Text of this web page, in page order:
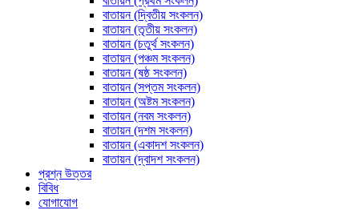
বাতায়ন (দ্বিতীয় সংকলন)
বাতায়ন (তৃতীয় সংকলন)
বাতায়ন (চতুর্থ সংকলন)
বাতায়ন (পঞ্চম সংকলন)
বাতায়ন (ষষ্ঠ সংকলন)
বাতায়ন (সপ্তম সংকলন)
বাতায়ন (অষ্টম সংকলন)
বাতায়ন (নবম সংকলন)
বাতায়ন (দশম সংকলন)
বাতায়ন (একাদশ সংকলন)
বাতায়ন (দ্বাদশ সংকলন)
প্রশ্ন উত্তর
বিবিধ
যোগাযোগ